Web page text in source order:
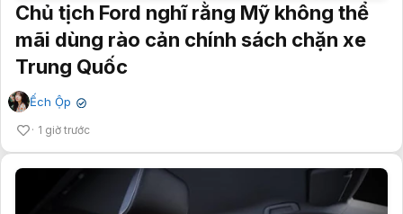
Chủ tịch Ford nghĩ rằng Mỹ không thể
mãi dùng rào cản chính sách chặn xe
Trung Quốc
Ếch Ộp ✔
1 giờ trước